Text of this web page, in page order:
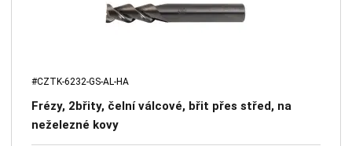
#CZTK-6232-GS-AL-HA
Frézy, 2břity, čelní válcové, břit přes střed, na
neželezné kovy